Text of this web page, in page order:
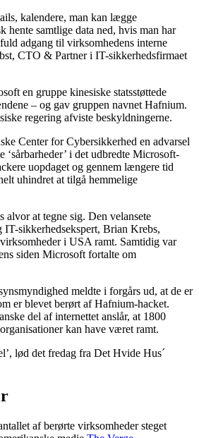
kalendere, man kan lægge
hente samtlige data ned, hvis man har
adgang til virksomhedens interne
CTO & Partner i IT-sikkerhedsfirmaet
en gruppe kinesiske statsstøttede
– og gav gruppen navnet Hafnium.
regering afviste beskyldningerne.
Center for Cybersikkerhed en advarsel
‘sårbarheder’ i det udbredte Microsoft-
uopdaget og gennem længere tid
uhindret at tilgå hemmelige
alvor at tegne sig. Den velansete
IT-sikkerhedsekspert, Brian Krebs,
i USA ramt. Samtidig var
siden Microsoft fortalte om
meldte i forgårs ud, at de er
er blevet berørt af Hafnium-hacket.
del af internettet anslår, at 1800
kan have været ramt.
lød det fredag fra Det Hvide Hus´
af berørte virksomheder steget